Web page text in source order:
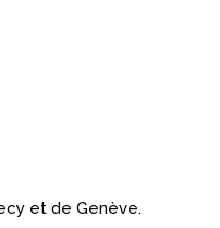
et de Genève.